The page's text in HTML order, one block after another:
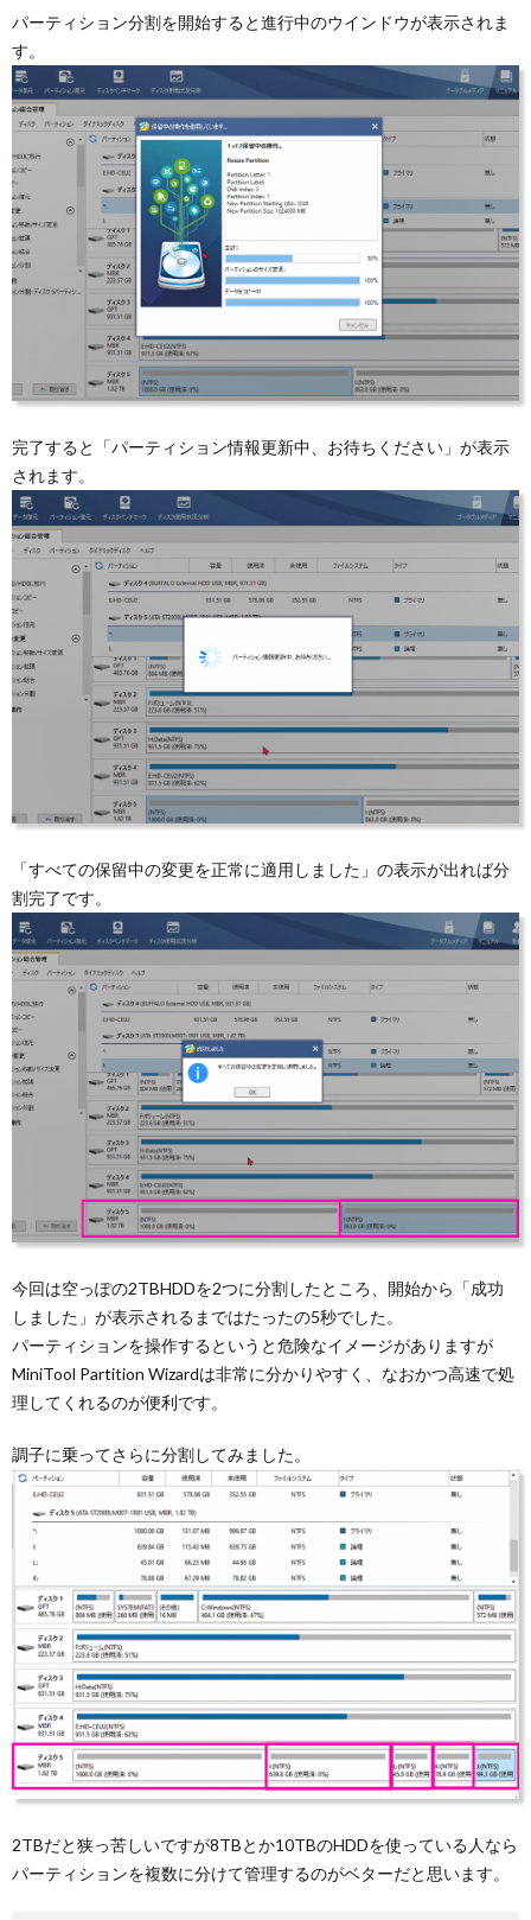
パーティション分割を開始すると進行中のウインドウが表示されま
す。
完了すると「パーティション情報更新中、お待ちください」が表示
されます。
「すべての保留中の変更を正常に適用しました」の表示が出れば分
割完了です。
今回は空っぽの2TBHDDを2つに分割したところ、開始から「成功
しました」が表示されるまではたったの5秒でした。
パーティションを操作するというと危険なイメージがありますが
MiniTool Partition Wizardは非常に分かりやすく、なおかつ高速で処
理してくれるのが便利です。
調子に乗ってさらに分割してみました。
2TBだと狭っ苦しいですが8TBとか10TBのHDDを使っている人なら
パーティションを複数に分けて管理するのがベターだと思います。